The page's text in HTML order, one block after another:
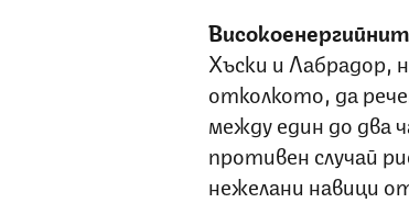
Хъски и Лабрадор,
отколкото, да
между един до два
противен случай
нежелани навици